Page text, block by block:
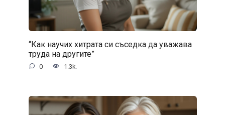
“Как научих хитрата си съседка да уважава
труда на другите”
0 1.3k.